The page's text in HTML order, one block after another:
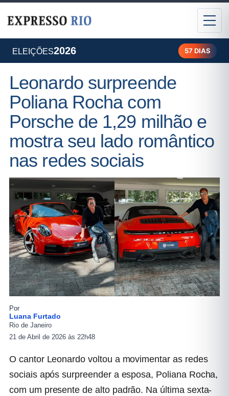
ELEIÇÕES2026 57 DIAS
Leonardo surpreende
Poliana Rocha com
Porsche de 1,29 milhão e
mostra seu lado romântico
nas redes sociais
Por
Luana Furtado
Rio de Janeiro
21 de Abril de 2026 às 22h48
O cantor Leonardo voltou a movimentar as redes
sociais após surpreender a esposa, Poliana Rocha,
com um presente de alto padrão. Na última sexta-